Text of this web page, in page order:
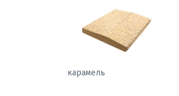
карамель